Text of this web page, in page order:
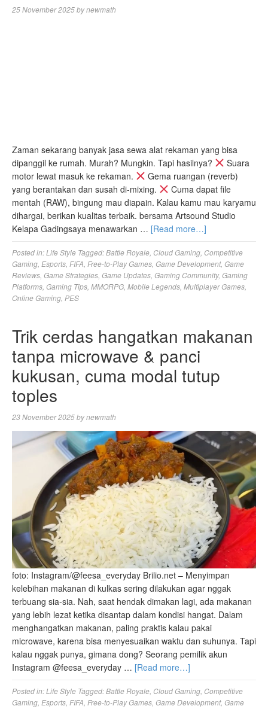
25 November 2025bynewmath
Zaman sekarang banyak jasa sewa alat rekaman yang bisa
dipanggil ke rumah. Murah? Mungkin. Tapi hasilnya?
Suara
motor lewat masuk ke rekaman.
Gema ruangan (reverb)
yang berantakan dan susah di-mixing.
Cuma dapat file
mentah (RAW), bingung mau diapain. Kalau kamu mau karyamu
dihargai, berikan kualitas terbaik. bersama Artsound Studio
Kelapa Gadingsaya menawarkan … [Read more…]
Posted in:Life Style Tagged:Battle Royale Cloud Gaming Competitive
Gaming Esports FIFA Free-to-Play Games Game Development, Game
Reviews Game Strategies Game Updates Gaming Community, Gaming
Platforms Gaming Tips MMORPG Mobile Legends Multiplayer Games
Online Gaming PES
Trik cerdas hangatkan makanan
tanpa microwave & panci
kukusan, cuma modal tutup
toples
23 November 2025bynewmath
foto: Instagram/@feesa_everyday Brilio.net – Menyimpan
kelebihan makanan di kulkas sering dilakukan agar nggak
terbuang sia-sia. Nah, saat hendak dimakan lagi, ada makanan
yang lebih lezat ketika disantap dalam kondisi hangat. Dalam
menghangatkan makanan, paling praktis kalau pakai
microwave, karena bisa menyesuaikan waktu dan suhunya. Tapi
kalau nggak punya, gimana dong? Seorang pemilik akun
Instagram @feesa_everyday … [Read more…]
Posted in:Life Style Tagged:Battle Royale Cloud Gaming Competitive
Gaming Esports FIFA Free-to-Play Games Game Development, Game